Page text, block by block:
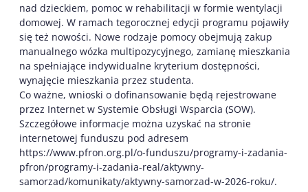
nad dzieckiem, pomoc w rehabilitacji w formie wentylacji
domowej. W ramach tegorocznej edycji programu pojawiły
się też nowości. Nowe rodzaje pomocy obejmują zakup
manualnego wózka multipozycyjnego, zamianę mieszkania
na spełniające indywidualne kryterium dostępności,
wynajęcie mieszkania przez studenta.
Co ważne, wnioski o dofinansowanie będą rejestrowane
przez Internet w Systemie Obsługi Wsparcia (SOW).
Szczegółowe informacje można uzyskać na stronie
internetowej funduszu pod adresem
https://www.pfron.org.pl/o-funduszu/programy-i-zadania-
pfron/programy-i-zadania-real/aktywny-
samorzad/komunikaty/aktywny-samorzad-w-2026-roku/.